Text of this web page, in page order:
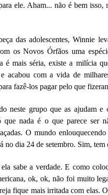
ele. Aham... não é bem isso,
das adolescentes, Winnie
os Novos Órfãos uma
é mais séria, existe a milícia
acabou com a vida de
fazê-los pagar pelo que
neste grupo que as ajudam e
que nada é o que parece ser
O mundo
no dia 24 de setembro. Sim, tem
sabe a verdade. E como
ok, ok, não foi muito
fique mais irritada com elas.